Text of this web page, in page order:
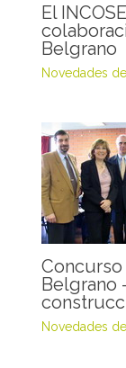
El
Belgrano
Novedades
Concurso
Belgrano
Novedades